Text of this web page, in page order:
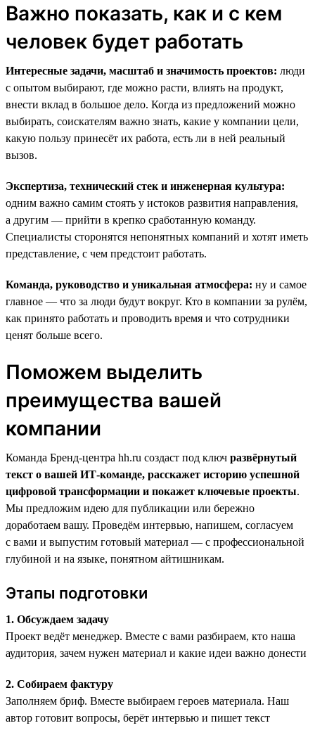
Важно показать, как и с кем
человек будет работать
Интересные задачи, масштаб и значимость проектов: люди
с опытом выбирают, где можно расти, влиять на продукт,
внести вклад в большое дело. Когда из предложений можно
выбирать, соискателям важно знать, какие у компании цели,
какую пользу принесёт их работа, есть ли в ней реальный
вызов.
Экспертиза, технический стек и инженерная культура:
одним важно самим стоять у истоков развития направления,
а другим — прийти в крепко сработанную команду.
Специалисты сторонятся непонятных компаний и хотят иметь
представление, с чем предстоит работать.
Команда, руководство и уникальная атмосфера: ну и самое
главное — что за люди будут вокруг. Кто в компании за рулём,
как принято работать и проводить время и что сотрудники
ценят больше всего.
Поможем выделить
преимущества вашей
компании
Команда Бренд-центра hh.ru создаст под ключ развёрнутый
текст о вашей ИТ-команде, расскажет историю успешной
цифровой трансформации и покажет ключевые проекты.
Мы предложим идею для публикации или бережно
доработаем вашу. Проведём интервью, напишем, согласуем
с вами и выпустим готовый материал — с профессиональной
глубиной и на языке, понятном айтишникам.
Этапы подготовки
1. Обсуждаем задачу
Проект ведёт менеджер. Вместе с вами разбираем, кто наша
аудитория, зачем нужен материал и какие идеи важно донести
2. Собираем фактуру
Заполняем бриф. Вместе выбираем героев материала. Наш
автор готовит вопросы, берёт интервью и пишет текст